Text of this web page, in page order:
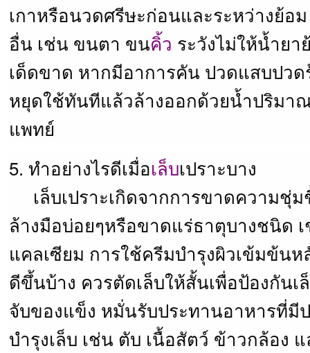
เกาหรือนวดศรีษะก่อนและระหว่างย้อ
อื่น เช่น ขนตา ขนคิ้ว ระวังไม่ให้น้ำยา
เด็ดขาด หากมีอาการคัน ปวดแสบปว
หยุดใช้ทันทีแล้วล้างออกด้วยน้ำปริมา
แพทย์
5. ทำอย่างไรดีเมื่อเล็บเปราะบาง
เล็บเปราะเกิดจากการขาดความชุ่
ล้างมือบ่อยๆหรือขาดแร่ธาตุบางชนิด
แคลเซียม การใช้ครีมบำรุงผิวเข้มข้น
ดีขึ้นบ้าง ควรตัดเล็บให้สั้นเพื่อป้องกันเ
จับของแข็ง หมั่นรับประทานอาหารที่มี
บำรุงเล็บ เช่น ตับ เนื้อสัตว์ ข้าวกล้อง